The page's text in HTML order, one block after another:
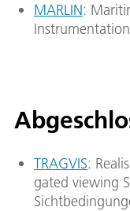
MARLIN:
TRAGVIS:
gated viewing